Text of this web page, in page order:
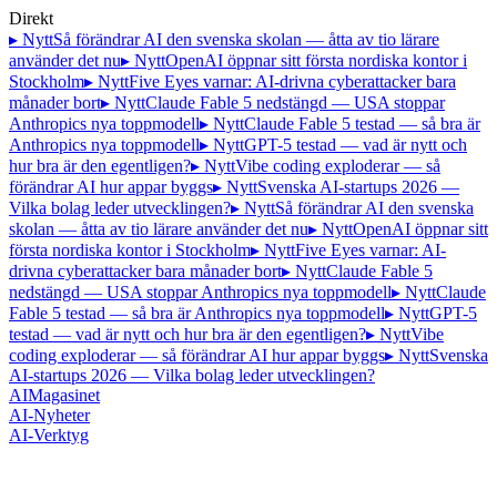
Direkt
▸ NyttSå förändrar AI den svenska skolan — åtta av tio lärare
använder det nu▸ NyttOpenAI öppnar sitt första nordiska kontor i
Stockholm▸ NyttFive Eyes varnar: AI-drivna cyberattacker bara
månader bort▸ NyttClaude Fable 5 nedstängd — USA stoppar
Anthropics nya toppmodell▸ NyttClaude Fable 5 testad — så bra är
Anthropics nya toppmodell▸ NyttGPT-5 testad — vad är nytt och
hur bra är den egentligen?▸ NyttVibe coding exploderar — så
förändrar AI hur appar byggs▸ NyttSvenska AI-startups 2026 —
Vilka bolag leder utvecklingen?▸ NyttSå förändrar AI den svenska
skolan — åtta av tio lärare använder det nu▸ NyttOpenAI öppnar sitt
första nordiska kontor i Stockholm▸ NyttFive Eyes varnar: AI-
drivna cyberattacker bara månader bort▸ NyttClaude Fable 5
nedstängd — USA stoppar Anthropics nya toppmodell▸ NyttClaude
Fable 5 testad — så bra är Anthropics nya toppmodell▸ NyttGPT-5
testad — vad är nytt och hur bra är den egentligen?▸ NyttVibe
coding exploderar — så förändrar AI hur appar byggs▸ NyttSvenska
AI-startups 2026 — Vilka bolag leder utvecklingen?
AIMagasinet
AI-Nyheter
AI-Verktyg